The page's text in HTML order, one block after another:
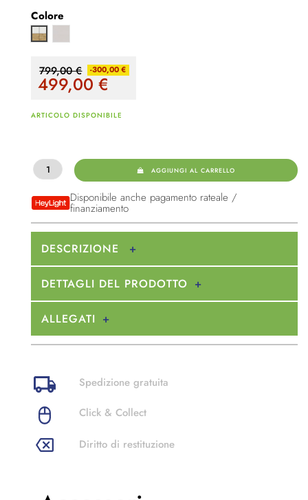
Colore
Quercia artisan / Bianco
799,00 € -300,00 €
499,00€
ARTICOLO DISPONIBILE
AGGIUNGI AL CARRELLO
Disponibile anche pagamento rateale /
finanziamento
DESCRIZIONE
DETTAGLI DEL PRODOTTO
ALLEGATI
Spedizione gratuita
Click & Collect
Diritto di restituzione